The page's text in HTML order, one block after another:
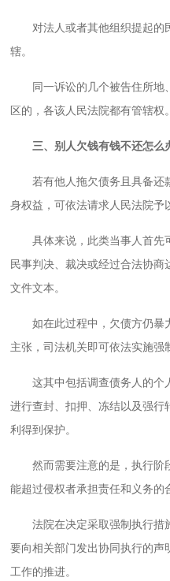
对法人或者其他组织提起的
辖。
同一诉讼的几个被告住所
区的，各该人民法院都有管辖权。
三、别人欠钱有钱不还怎么
若有他人拖欠债务且具备还
身权益，可依法请求人民法院予
具体来说，此类当事人首先
民事判决、裁决或经过合法协
文件文本。
如在此过程中，欠债方仍暴
主张，司法机关即可依法实施强
这其中包括调查债务人的个
进行查封、扣押、冻结以及强
利得到保护。
然而需要注意的是，执行阶
能超过侵权者承担责任和义务的
法院在决定采取强制执行措
要向相关部门发出协同执行的
工作的推进。